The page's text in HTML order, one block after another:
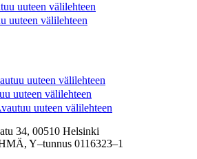
uuteen välilehteen
uuteen välilehteen
uuteen välilehteen
uuteen välilehteen
uuteen välilehteen
34, 00510 Helsinki
Y–tunnus 0116323–1